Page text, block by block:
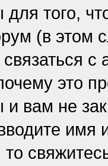
для того,
(в этом
это
и вам не
то